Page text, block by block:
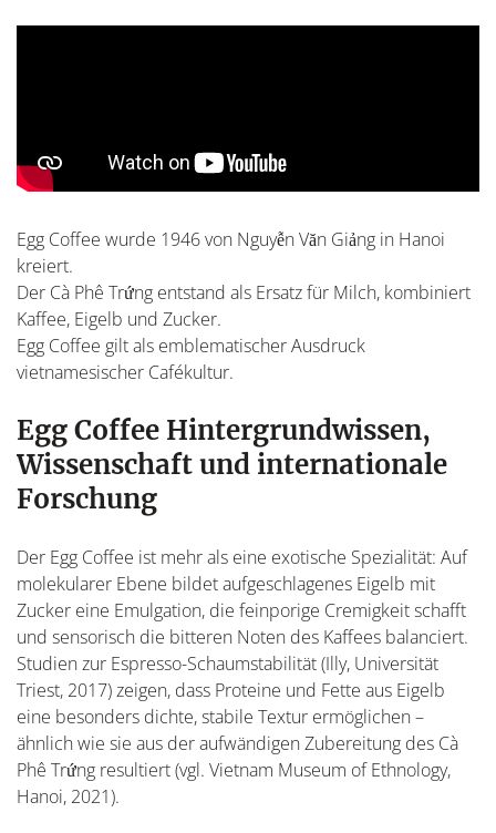
Egg Coffee wurde 1946 von Nguyễn Văn Giảng in Hanoi
kreiert.
Der Cà Phê Trứng entstand als Ersatz für Milch, kombiniert
Kaffee, Eigelb und Zucker.
Egg Coffee gilt als emblematischer Ausdruck
vietnamesischer Cafékultur.
Egg Coffee Hintergrundwissen,
Wissenschaft und internationale
Forschung
Der Egg Coffee ist mehr als eine exotische Spezialität: Auf
molekularer Ebene bildet aufgeschlagenes Eigelb mit
Zucker eine Emulgation, die feinporige Cremigkeit schafft
und sensorisch die bitteren Noten des Kaffees balanciert.
Studien zur Espresso-Schaumstabilität (Illy, Universität
Triest, 2017) zeigen, dass Proteine und Fette aus Eigelb
eine besonders dichte, stabile Textur ermöglichen –
ähnlich wie sie aus der aufwändigen Zubereitung des Cà
Phê Trứng resultiert (vgl. Vietnam Museum of Ethnology,
Hanoi, 2021).